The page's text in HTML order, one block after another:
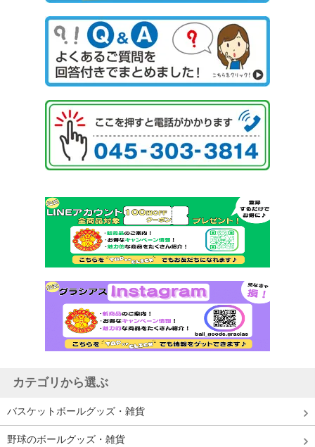
カテゴリから選ぶ
バスケットボールグッズ・雑貨
野球のボールグッズ・雑貨